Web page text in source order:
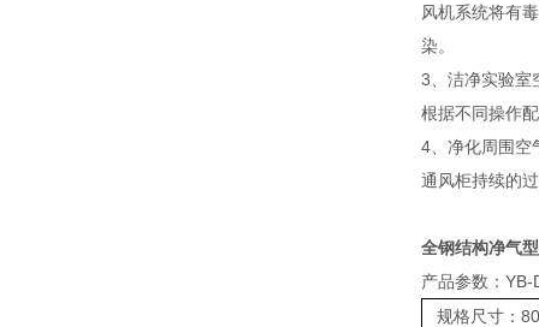
风机系统将有
染。
3、洁净实验室
根据不同操作
4、净化周围空
通风柜持续的
全钢结构净气
产品参数：YB-
规格尺寸